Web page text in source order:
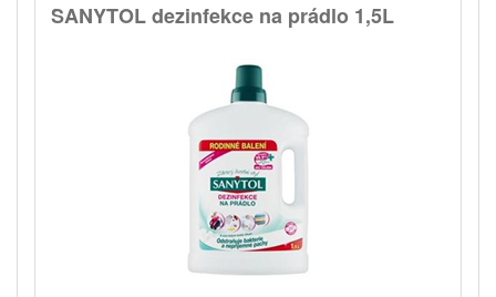
SANYTOL dezinfekce na prádlo 1,5L